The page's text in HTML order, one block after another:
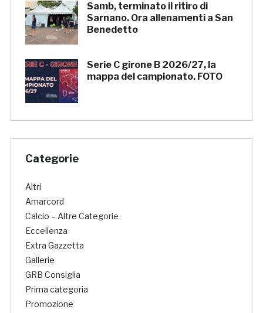
Samb, terminato il ritiro di
Sarnano. Ora allenamenti a San
Benedetto
Serie C girone B 2026/27, la
mappa del campionato. FOTO
Categorie
Altri
Amarcord
Calcio – Altre Categorie
Eccellenza
Extra Gazzetta
Gallerie
GRB Consiglia
Prima categoria
Promozione